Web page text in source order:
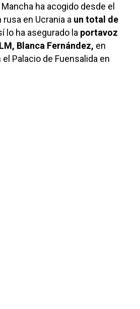
ha acogido desde el
en Ucrania a un total de
lo ha asegurado la portavoz
Blanca Fernández, en
Palacio de Fuensalida en